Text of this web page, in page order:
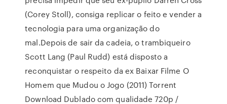
(Corey Stoll), consiga replicar o feito e vender a
tecnologia para uma organização do
mal.Depois de sair da cadeia, o trambiqueiro
Scott Lang (Paul Rudd) está disposto a
reconquistar o respeito da ex Baixar Filme O
Homem que Mudou o Jogo (2011) Torrent
Download Dublado com qualidade 720p /